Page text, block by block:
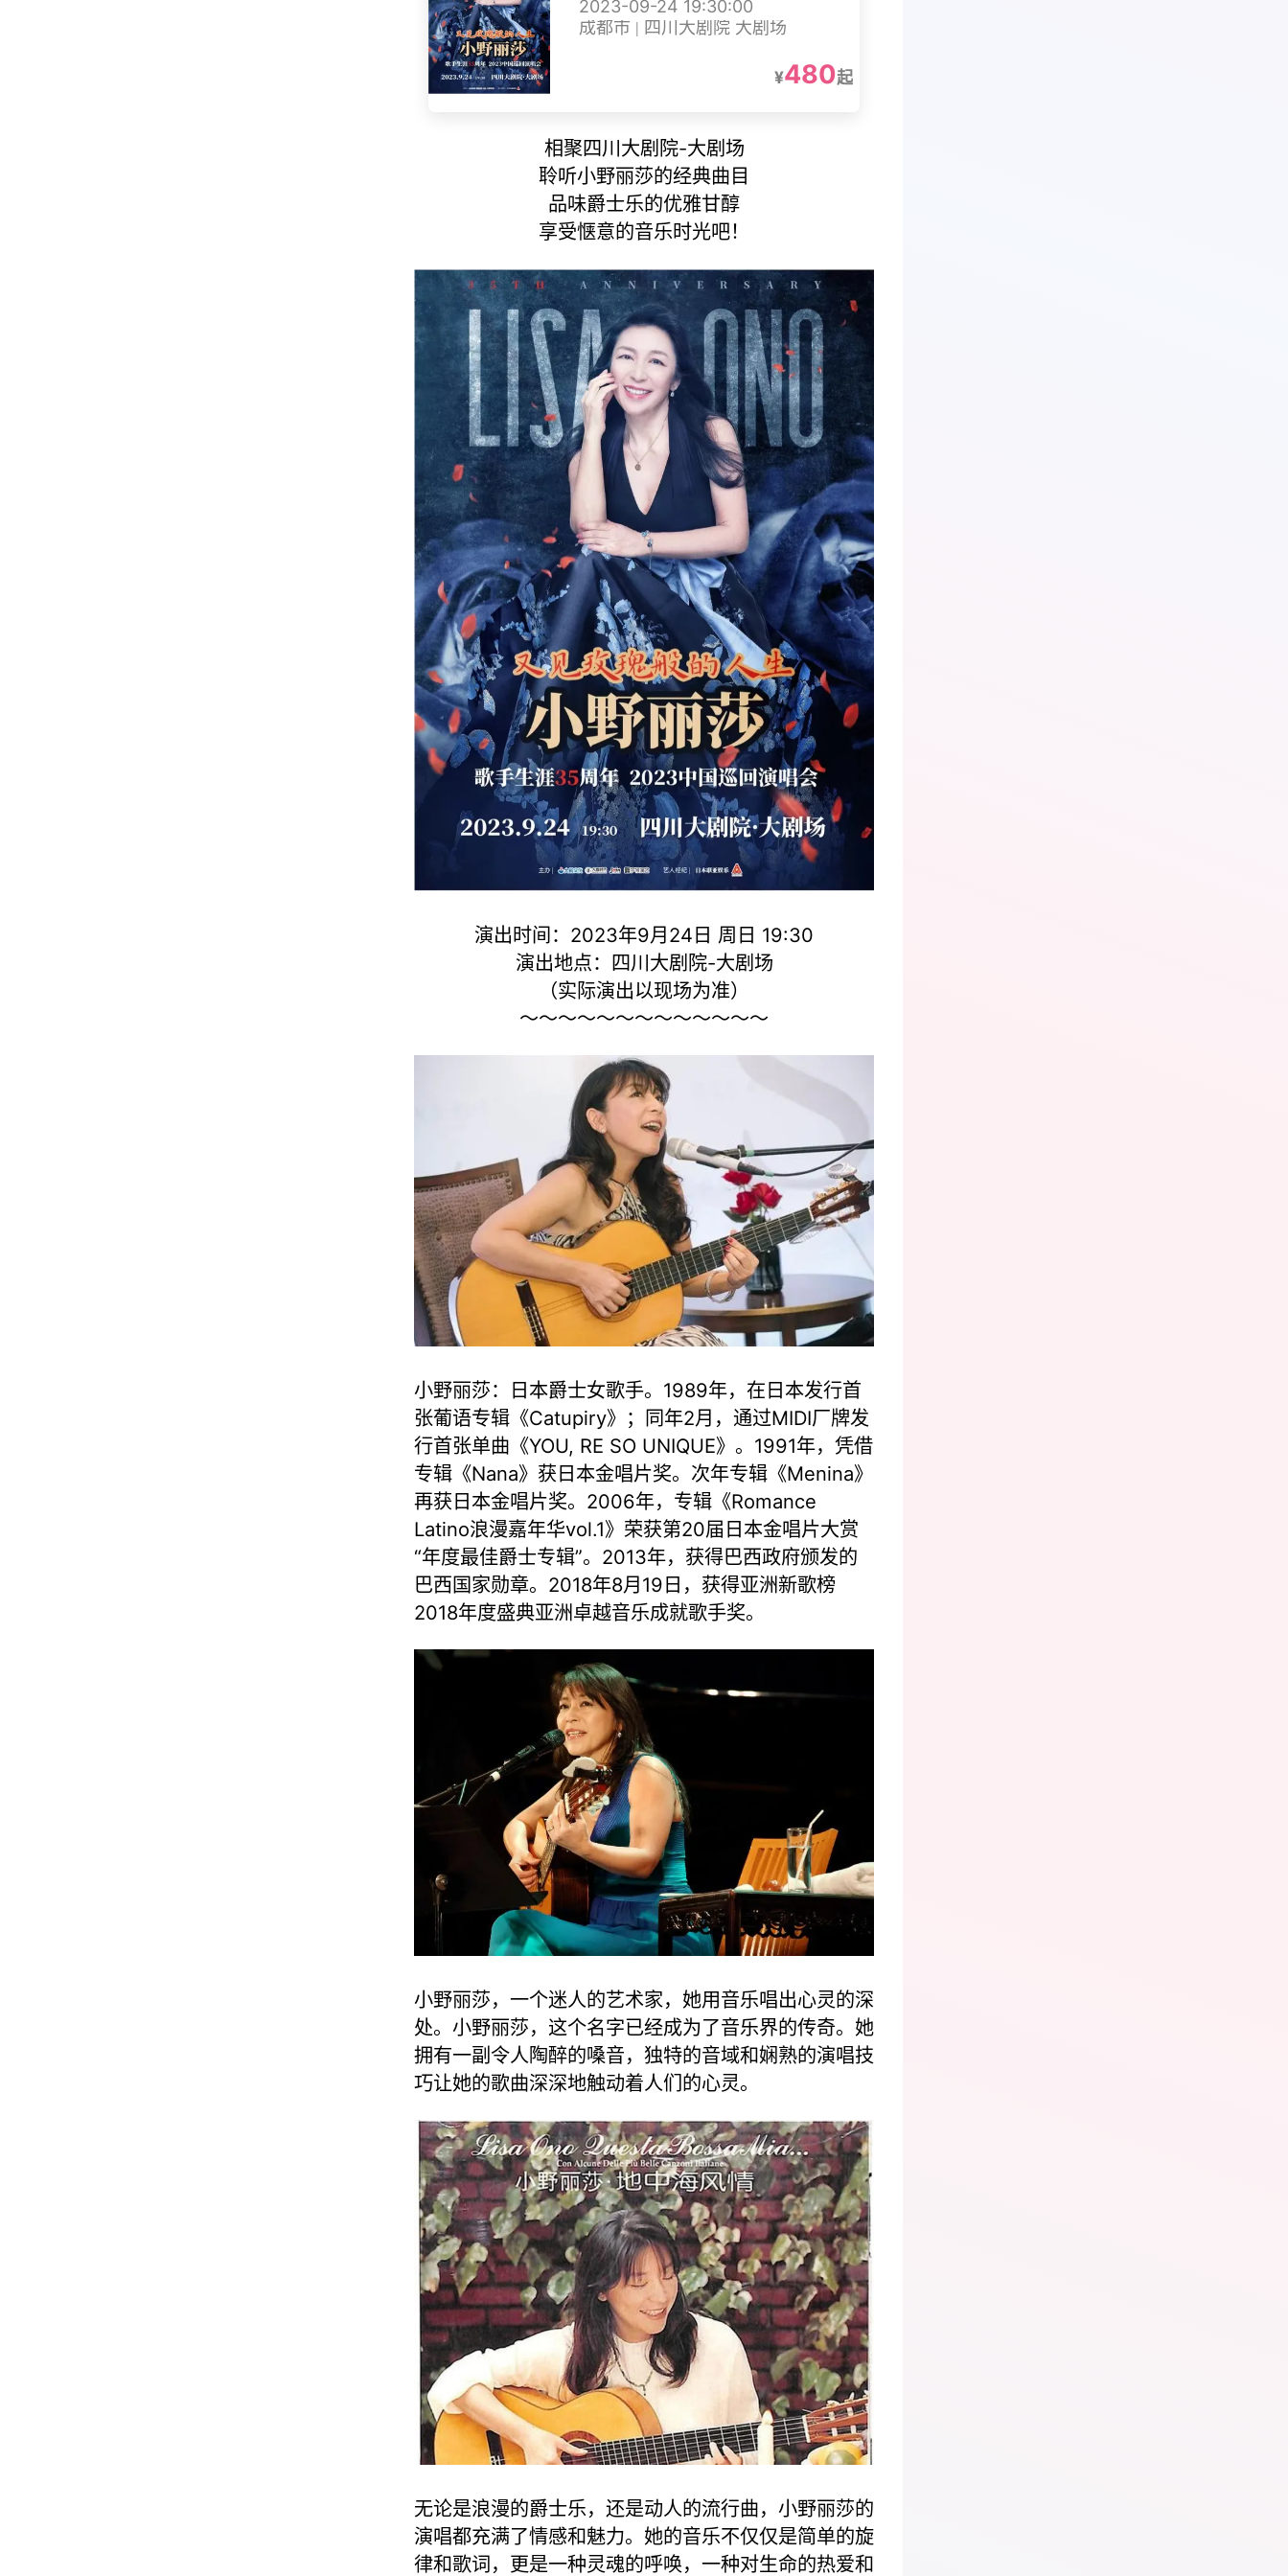
回演唱会成都站
2023-09-24 19:30:00
成都市 | 四川大剧院 大剧场
¥480起
相聚四川大剧院-大剧场
聆听小野丽莎的经典曲目
品味爵士乐的优雅甘醇
享受惬意的音乐时光吧！
演出时间：2023年9月24日 周日 19:30
演出地点：四川大剧院-大剧场
（实际演出以现场为准）
～～～～～～～～～～～～～
小野丽莎：日本爵士女歌手。1989年，在日本发行首
张葡语专辑《Catupiry》；同年2月，通过MIDI厂牌发
行首张单曲《YOU, RE SO UNIQUE》。1991年，凭借
专辑《Nana》获日本金唱片奖。次年专辑《Menina》
再获日本金唱片奖。2006年，专辑《Romance
Latino浪漫嘉年华vol.1》荣获第20届日本金唱片大赏
“年度最佳爵士专辑”。2013年，获得巴西政府颁发的
巴西国家勋章。2018年8月19日，获得亚洲新歌榜
2018年度盛典亚洲卓越音乐成就歌手奖。
小野丽莎，一个迷人的艺术家，她用音乐唱出心灵的深
处。小野丽莎，这个名字已经成为了音乐界的传奇。她
拥有一副令人陶醉的嗓音，独特的音域和娴熟的演唱技
巧让她的歌曲深深地触动着人们的心灵。
无论是浪漫的爵士乐，还是动人的流行曲，小野丽莎的
演唱都充满了情感和魅力。她的音乐不仅仅是简单的旋
律和歌词，更是一种灵魂的呼唤，一种对生命的热爱和